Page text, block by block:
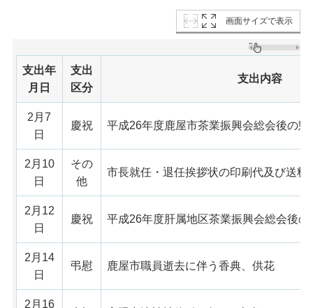
画面サイズで表示
支出年
月日
支出
区分
支出内容
2月7
日
慶祝 平成26年度鹿屋市茶業振興会総会後の懇
2月10
日
その
他
市長就任・退任挨拶状の印刷代及び送料
2月12
日
慶祝 平成26年度肝属地区茶業振興会総会後
2月14
日
弔慰 鹿屋市職員逝去に伴う香典、供花
2月16